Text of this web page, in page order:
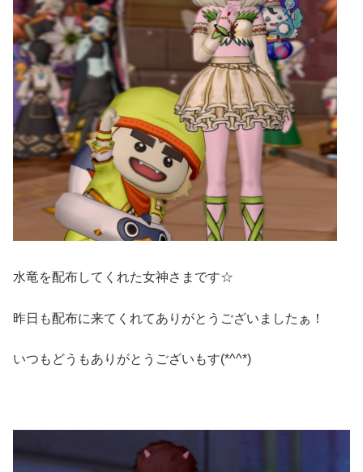
水竜を配布してくれた女神さまです☆
昨日も配布に来てくれてありがとうございましたぁ！
いつもどうもありがとうございもす(*^^*)